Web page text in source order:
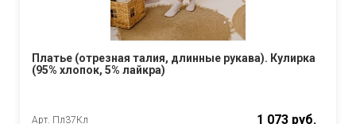
Платье (отрезная талия, длинные рукава). Кулирка
(95% хлопок, 5% лайкра)
Арт. Пл37Кл 1 073 руб.